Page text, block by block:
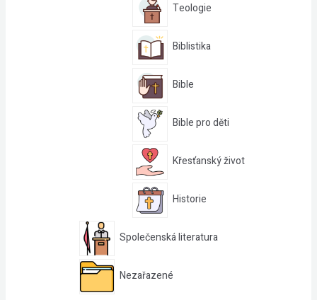
Teologie
Biblistika
Bible
Bible pro děti
Křesťanský život
Historie
Společenská literatura
Nezařazené